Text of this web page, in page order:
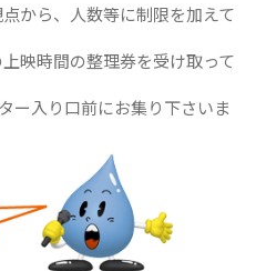
から、人数等に制限を加えて
映時間の整理券を受け取って
ー入り口前にお集り下さいま